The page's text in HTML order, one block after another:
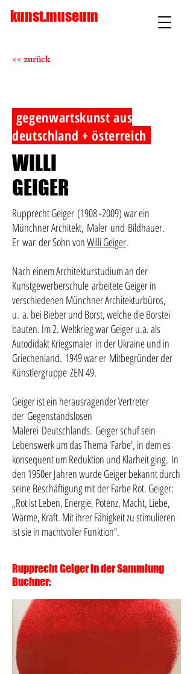
kunst.museum
<< zurück
gegenwartskunst aus
deutschland + österreich
WILLI
GEIGER
Rupprecht Geiger (1908 -2009)war ein
Münchner Architekt, Maler und Bildhauer.
Er war der Sohn vonWilli Geiger.
Nach einem Architekturstudium an der
Kunstgewerberschule arbeitete Geiger in
verschiedenen Münchner Architekturbüros,
u. a. bei Bieber und Borst, welche die Borstei
bauten. Im 2. Weltkrieg war Geiger u.a. als
Autodidakt Kriegsmaler in der Ukraine und in
Griechenland. 1949 war er Mitbegründer der
Künstlergruppe ZEN 49.
Geiger ist ein herausragender Vertreter
der Gegenstandslosen
Malerei Deutschlands. Geiger schuf sein
Lebenswerk um das Thema 'Farbe', in dem es
konsequent um Reduktion und Klarheit ging. In
den 1950er Jahren wurde Geiger bekannt durch
seine Beschäftigung mit der Farbe Rot. Geiger:
„Rot ist Leben, Energie, Potenz, Macht, Liebe,
Wärme, Kraft. Mit ihrer Fähigkeit zu stimulieren
ist sie in machtvoller Funktion“.
Rupprecht Geiger in der Sammlung
Buchner: